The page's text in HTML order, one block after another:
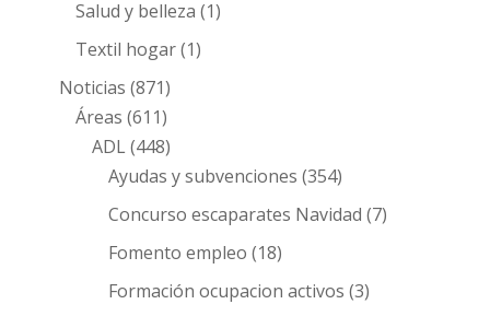
Salud y belleza (1)
Textil hogar(1)
Noticias (871)
Áreas (611)
ADL(448)
Ayudas y subvenciones (354)
Concurso escaparates Navidad (7)
Fomento empleo (18)
Formación ocupacion activos (3)